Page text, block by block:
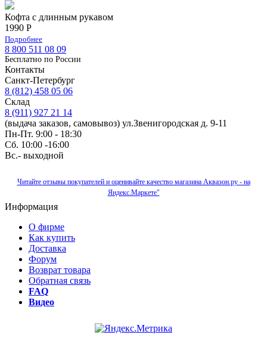
Кофта с длинным рукавом
1990 Р
Подробнее
8 800 511 08 09
Бесплатно по Роcсии
Контакты
Санкт-Петербург
8 (812) 458 05 06
Склад
8 (911) 927 21 14
(выдача заказов, самовывоз) ул.Звенигородская д. 9-11
Пн-Пт. 9:00 - 18:30
Сб. 10:00 -16:00
Вс.- выходной
Читайте отзывы покупателей и оценивайте качество магазина Аквазон.ру - на
Яндекс.Маркете"
Информация
О фирме
Как купить
Доставка
Форум
Возврат товара
Обратная связь
FAQ
Видео